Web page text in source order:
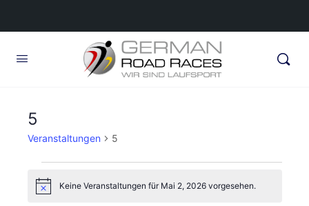
5
Veranstaltungen 5
Veranstaltungen
für
HinweisKeine Veranstaltungen für Mai 2, 2026 vorgesehen.